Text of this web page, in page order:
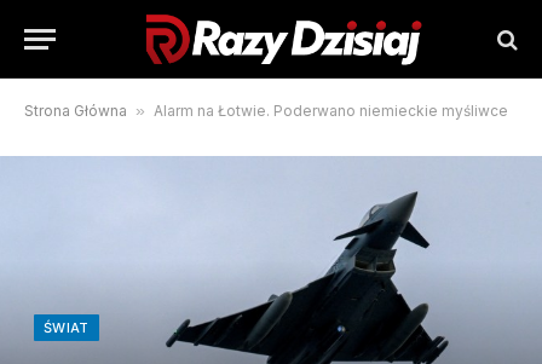
Strona Główna » Alarm na Łotwie. Poderwano niemieckie myśliwce
ŚWIAT